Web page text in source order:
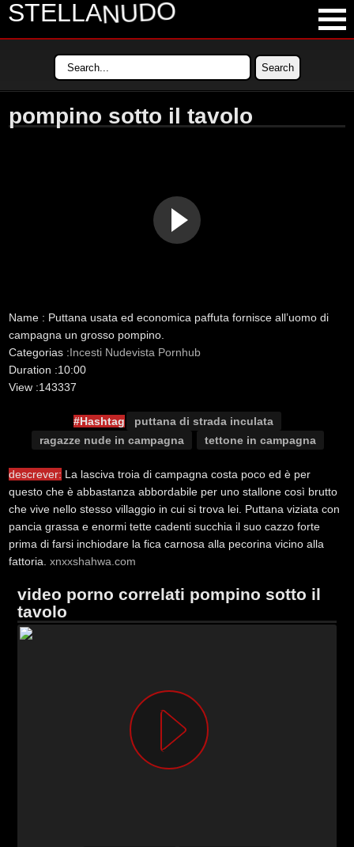
STELLANUDO
LATEST VIDEOS
LONGEST VIDEOS
pompino sotto il tavolo
Name : Puttana usata ed economica paffuta fornisce all’uomo di
campagna un grosso pompino.
Categorias :Incesti Nudevista Pornhub
Duration :10:00
View :143337
#Hashtag
puttana di strada inculata
ragazze nude in campagna
tettone in campagna
descrever: La lasciva troia di campagna costa poco ed è per
questo che è abbastanza abbordabile per uno stallone così brutto
che vive nello stesso villaggio in cui si trova lei. Puttana viziata con
pancia grassa e enormi tette cadenti succhia il suo cazzo forte
prima di farsi inchiodare la fica carnosa alla pecorina vicino alla
fattoria.xnxxshahwa.com
video porno correlati pompino sotto il
tavolo